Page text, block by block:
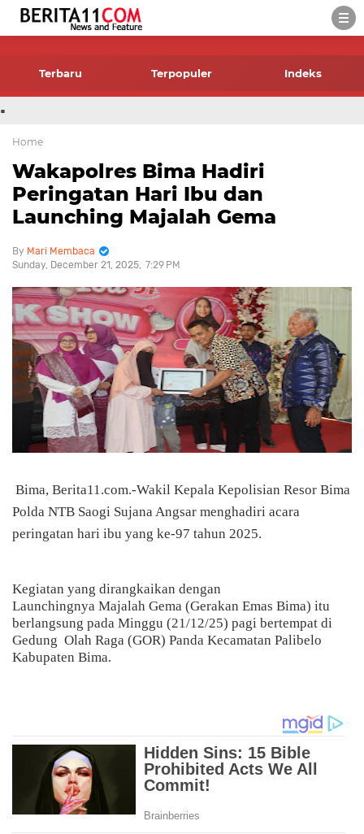
Terbaru Terpopuler Indeks
.
Home
Wakapolres Bima Hadiri
Peringatan Hari Ibu dan
Launching Majalah Gema
Mari Membaca
Sunday, December 21, 2025 7:29 PM
Bima, Berita11.com.-Wakil Kepala Kepolisian Resor Bima
Polda NTB Saogi Sujana Angsar menghadiri acara
peringatan hari ibu yang ke-97 tahun 2025.
Kegiatan yang dirangkaikan dengan
Launchingnya Majalah Gema (Gerakan Emas Bima) itu
berlangsung pada Minggu (21/12/25) pagi bertempat di
Gedung Olah Raga (GOR) Panda Kecamatan Palibelo
Kabupaten Bima.